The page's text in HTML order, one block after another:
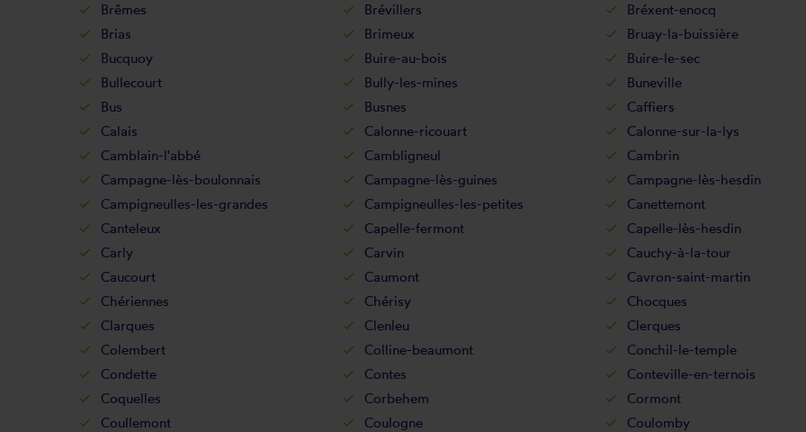
Brêmes
Brévillers
Bréxent-enocq
Brias
Brimeux
Bruay-la-buissière
Bucquoy
Buire-au-bois
Buire-le-sec
Bullecourt
Bully-les-mines
Buneville
Bus
Busnes
Caffiers
Calais
Calonne-ricouart
Calonne-sur-la-lys
Camblain-l'abbé
Cambligneul
Cambrin
Campagne-lès-boulonnais
Campagne-lès-guines
Campagne-lès-hesdin
Campigneulles-les-grandes
Campigneulles-les-petites
Canettemont
Canteleux
Capelle-fermont
Capelle-lès-hesdin
Carly
Carvin
Cauchy-à-la-tour
Caucourt
Caumont
Cavron-saint-martin
Chériennes
Chérisy
Chocques
Clarques
Clenleu
Clerques
Colembert
Colline-beaumont
Conchil-le-temple
Condette
Contes
Conteville-en-ternois
Coquelles
Corbehem
Cormont
Coullemont
Coulogne
Coulomby